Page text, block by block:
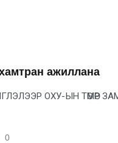
ажиллана
ОХУ-ЫН ТӨМӨР
0